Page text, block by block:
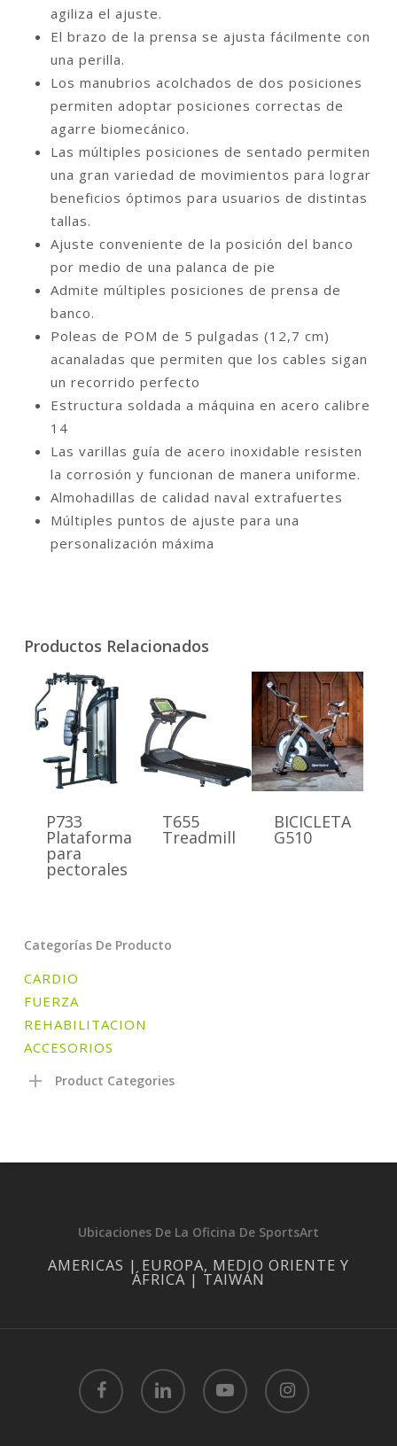
agiliza el ajuste.
El brazo de la prensa se ajusta fácilmente con
una perilla.
Los manubrios acolchados de dos posiciones
permiten adoptar posiciones correctas de
agarre biomecánico.
Las múltiples posiciones de sentado permiten
una gran variedad de movimientos para lograr
beneficios óptimos para usuarios de distintas
tallas.
Ajuste conveniente de la posición del banco
por medio de una palanca de pie
Admite múltiples posiciones de prensa de
banco.
Poleas de POM de 5 pulgadas (12,7 cm)
acanaladas que permiten que los cables sigan
un recorrido perfecto
Estructura soldada a máquina en acero calibre
14
Las varillas guía de acero inoxidable resisten
la corrosión y funcionan de manera uniforme.
Almohadillas de calidad naval extrafuertes
Múltiples puntos de ajuste para una
personalización máxima
Productos Relacionados
P733
Plataforma
para
pectorales
T655
Treadmill
BICICLETA
G510
Categorías De Producto
CARDIO
FUERZA
REHABILITACION
ACCESORIOS
Product Categories
Ubicaciones De La Oficina De SportsArt
AMERICAS | EUROPA, MEDIO ORIENTE Y
ÁFRICA | TAIWÁN
facebook linkedin youtube instagram